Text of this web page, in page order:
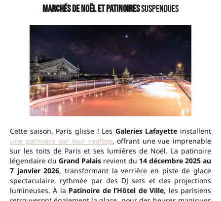
Marchés de Noël et patinoiressuspendues
Cette saison, Paris glisse ! Les Galeries Lafayette installent
une patinoire sur leur rooftop, offrant une vue imprenable
sur les toits de Paris et ses lumières de Noël. La patinoire
légendaire du Grand Palais revient du 14 décembre 2025 au
7 janvier 2026, transformant la verrière en piste de glace
spectaculaire, rythmée par des DJ sets et des projections
lumineuses. À la Patinoire de l’Hôtel de Ville, les parisiens